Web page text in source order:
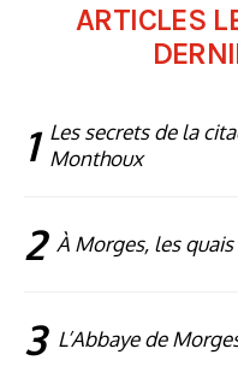
ARTICLES
1 Les secrets de la
Monthoux
2 À Morges, les
3 L’Abbaye de